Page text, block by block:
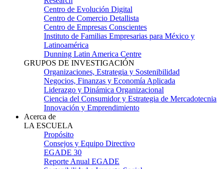
Centro de Evolución Digital
Centro de Comercio Detallista
Centro de Empresas Conscientes
Instituto de Familias Empresarias para México y
Latinoamérica
Dunning Latin America Centre
GRUPOS DE INVESTIGACIÓN
Organizaciones, Estrategia y Sostenibilidad
Negocios, Finanzas y Economía Aplicada
Liderazgo y Dinámica Organizacional
Ciencia del Consumidor y Estrategia de Mercadotecnia
Innovación y Emprendimiento
Acerca de
LA ESCUELA
Propósito
Consejos y Equipo Directivo
EGADE 30
Reporte Anual EGADE